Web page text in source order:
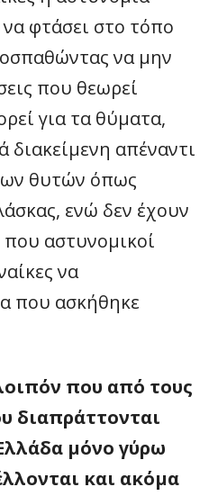
φτάσει στο τόπο
να μην
που θεωρεί
για τα θύματα,
διακείμενη απέναντι
θυτών όπως
ενώ δεν έχουν
που αστυνομικοί
να
που ασκήθηκε
που από τους
διαπράττονται
μόνο γύρω
και ακόμα